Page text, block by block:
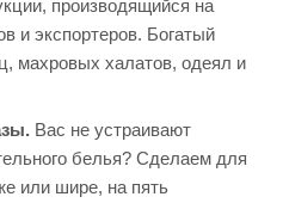
производящийся на
и экспортеров. Богатый
махровых халатов, одеял и
Вас не устраивают
белья? Сделаем для
или шире, на пять